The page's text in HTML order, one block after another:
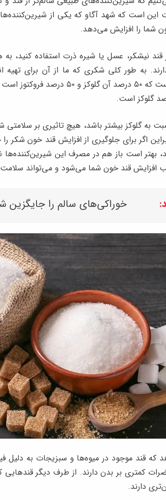
این است که شهد آگاو که یکی از
شما را افزایش می‌دهد.
نیشکر، عسل یا شیره ذرت استفاده کنید،
به طور کلی شکری که ما از آن برای تهیه
به گلوکز بیشتر باشد، هیچ تاثیری بر
اگر برای جلوگیری از افزایش قند خون شکر
بهتر است باز هم در مصرف این
افزایش قند خون شما می‌شود و می‌تواند سلامت
خوراکی‌های سالم‌ را جایگزین
قند موجود در میوه‌ها و سبزیجات به دلیل
کمتری بر بدن دارند. از طرف دیگر
دارند.